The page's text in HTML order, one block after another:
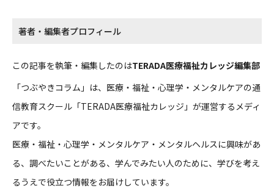
著者・編集者プロフィール
この記事を執筆・編集したのはTERADA医療福祉カレッジ編集部
「つぶやきコラム」は、医療・福祉・心理学・メンタルケアの通
信教育スクール「TERADA医療福祉カレッジ」が運営するメディ
アです。
医療・福祉・心理学・メンタルケア・メンタルヘルスに興味があ
る、調べたいことがある、学んでみたい人のために、学びを考え
るうえで役立つ情報をお届けしています。